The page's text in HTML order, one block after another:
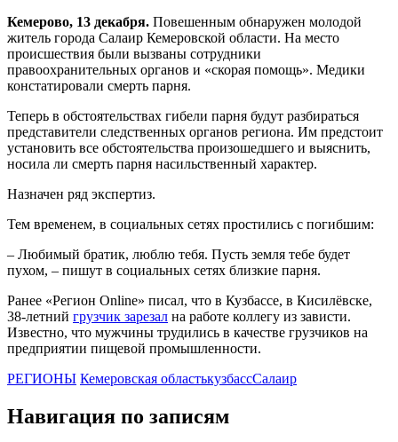
Кемерово, 13 декабря. Повешенным обнаружен молодой
житель города Салаир Кемеровской области. На место
происшествия были вызваны сотрудники
правоохранительных органов и «скорая помощь». Медики
констатировали смерть парня.
Теперь в обстоятельствах гибели парня будут разбираться
представители следственных органов региона. Им предстоит
установить все обстоятельства произошедшего и выяснить,
носила ли смерть парня насильственный характер.
Назначен ряд экспертиз.
Тем временем, в социальных сетях простились с погибшим:
– Любимый братик, люблю тебя. Пусть земля тебе будет
пухом, – пишут в социальных сетях близкие парня.
Ранее «Регион Online» писал, что в Кузбассе, в Кисилёвске,
38-летний грузчик зарезал на работе коллегу из зависти.
Известно, что мужчины трудились в качестве грузчиков на
предприятии пищевой промышленности.
РЕГИОНЫ Кемеровская областькузбассСалаир
Навигация по записям